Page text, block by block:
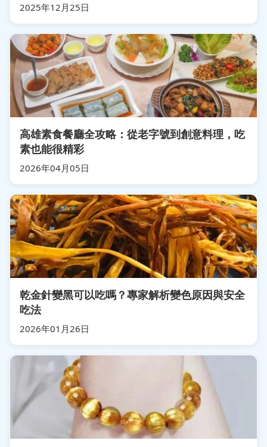
2025年12月25日
高雄素食餐廳全攻略：從老字號到創意料理，吃
素也能很精彩
2026年04月05日
乾金針變黑可以吃嗎？專家解析變色原因與安全
吃法
2026年01月26日